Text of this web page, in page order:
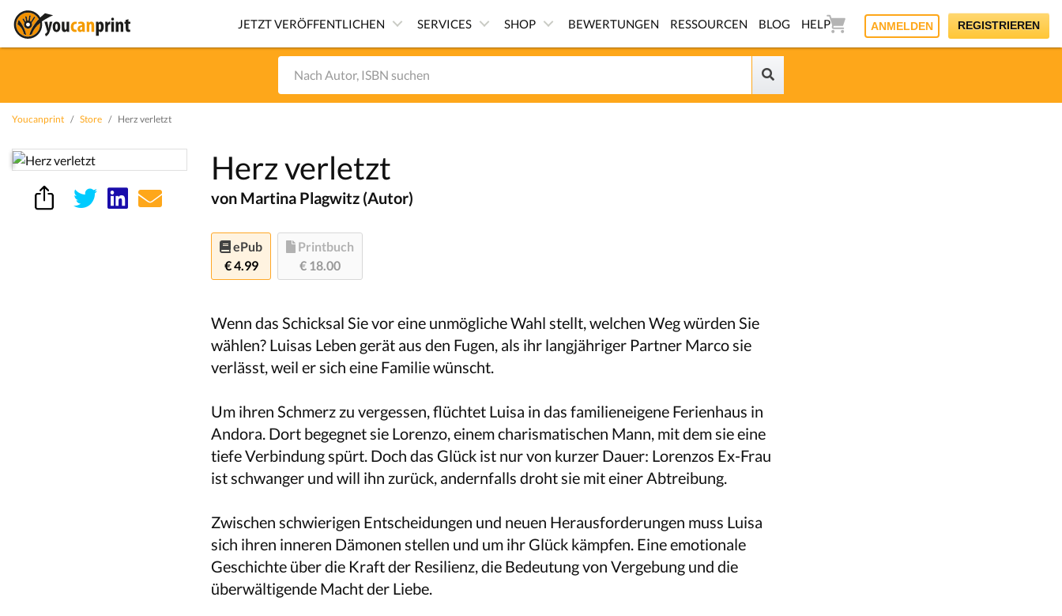
JETZT VERÖFFENTLICHEN SERVICES SHOP BEWERTUNGEN RESSOURCEN BLOG HELP ANMELDEN REGISTRIEREN
Youcanprint Store Herz verletzt
Herz verletzt
von Martina Plagwitz (Autor)
ePub
€ 4.99
Printbuch
€ 18.00
Wenn das Schicksal Sie vor eine unmögliche Wahl stellt, welchen Weg würden Sie
wählen? Luisas Leben gerät aus den Fugen, als ihr langjähriger Partner Marco sie
verlässt, weil er sich eine Familie wünscht.
Um ihren Schmerz zu vergessen, flüchtet Luisa in das familieneigene Ferienhaus in
Andora. Dort begegnet sie Lorenzo, einem charismatischen Mann, mit dem sie eine
tiefe Verbindung spürt. Doch das Glück ist nur von kurzer Dauer: Lorenzos Ex-Frau
ist schwanger und will ihn zurück, andernfalls droht sie mit einer Abtreibung.
Zwischen schwierigen Entscheidungen und neuen Herausforderungen muss Luisa
sich ihren inneren Dämonen stellen und um ihr Glück kämpfen. Eine emotionale
Geschichte über die Kraft der Resilienz, die Bedeutung von Vergebung und die
überwältigende Macht der Liebe.